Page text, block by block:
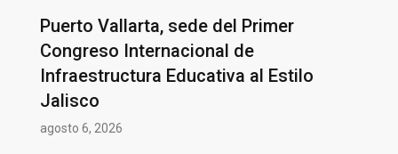
Puerto Vallarta, sede del Primer
Congreso Internacional de
Infraestructura Educativa al Estilo
Jalisco
agosto 6, 2026